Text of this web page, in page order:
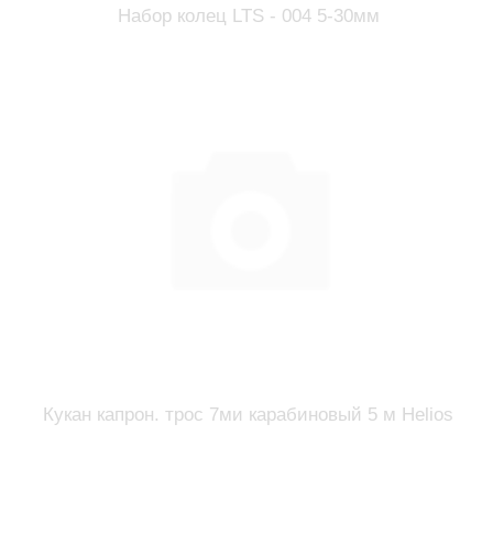
Набор колец LTS - 004 5-30мм
Кукан капрон. трос 7ми карабиновый 5 м Helios